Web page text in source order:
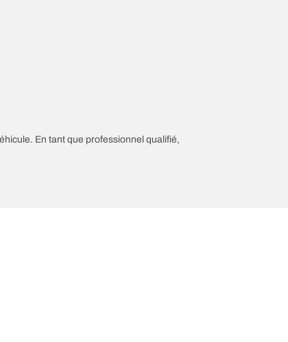
En tant que professionnel qualifié,